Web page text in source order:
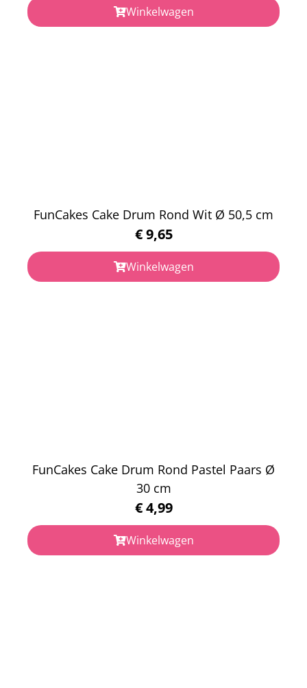
Winkelwagen
FunCakes Cake Drum Rond Wit Ø 50,5 cm
€9,65
Winkelwagen
FunCakes Cake Drum Rond Pastel Paars Ø
30 cm
€4,99
Winkelwagen